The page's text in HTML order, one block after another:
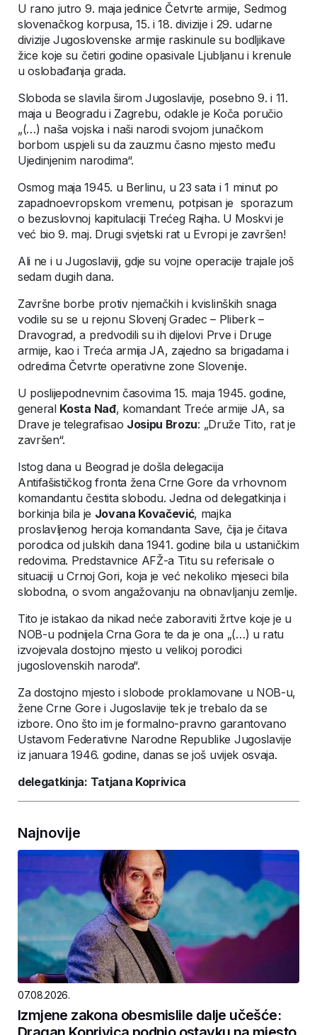
U rano jutro 9. maja jedinice Četvrte armije, Sedmog
slovenačkog korpusa, 15. i 18. divizije i 29. udarne
divizije Jugoslovenske armije raskinule su bodljikave
žice koje su četiri godine opasivale Ljubljanu i krenule
u oslobađanja grada.
Sloboda se slavila širom Jugoslavije, posebno 9. i 11.
maja u Beogradu i Zagrebu, odakle je Koča poručio
„(…) naša vojska i naši narodi svojom junačkom
borbom uspjeli su da zauzmu časno mjesto među
Ujedinjenim narodima“.
Osmog maja 1945. u Berlinu, u 23 sata i 1 minut po
zapadnoevropskom vremenu, potpisan je sporazum
o bezuslovnoj kapitulaciji Trećeg Rajha. U Moskvi je
već bio 9. maj. Drugi svjetski rat u Evropi je završen!
Ali ne i u Jugoslaviji, gdje su vojne operacije trajale još
sedam dugih dana.
Završne borbe protiv njemačkih i kvislinških snaga
vodile su se u rejonu Slovenj Gradec – Pliberk –
Dravograd, a predvodili su ih dijelovi Prve i Druge
armije, kao i Treća armija JA, zajedno sa brigadama i
odredima Četvrte operativne zone Slovenije.
U poslijepodnevnim časovima 15. maja 1945. godine,
general Kosta Nađ, komandant Treće armije JA, sa
Drave je telegrafisao Josipu Brozu: „Druže Tito, rat je
završen“.
Istog dana u Beograd je došla delegacija
Antifašističkog fronta žena Crne Gore da vrhovnom
komandantu čestita slobodu. Jedna od delegatkinja i
borkinja bila je Jovana Kovačević, majka
proslavljenog heroja komandanta Save, čija je čitava
porodica od julskih dana 1941. godine bila u ustaničkim
redovima. Predstavnice AFŽ-a Titu su referisale o
situaciji u Crnoj Gori, koja je već nekoliko mjeseci bila
slobodna, o svom angažovanju na obnavljanju zemlje.
Tito je istakao da nikad neće zaboraviti žrtve koje je u
NOB-u podnijela Crna Gora te da je ona „(…) u ratu
izvojevala dostojno mjesto u velikoj porodici
jugoslovenskih naroda“.
Za dostojno mjesto i slobode proklamovane u NOB-u,
žene Crne Gore i Jugoslavije tek je trebalo da se
izbore. Ono što im je formalno-pravno garantovano
Ustavom Federativne Narodne Republike Jugoslavije
iz januara 1946. godine, danas se još uvijek osvaja.
delegatkinja: Tatjana Koprivica
Najnovije
07.08.2026.
Izmjene zakona obesmislile dalje učešće: